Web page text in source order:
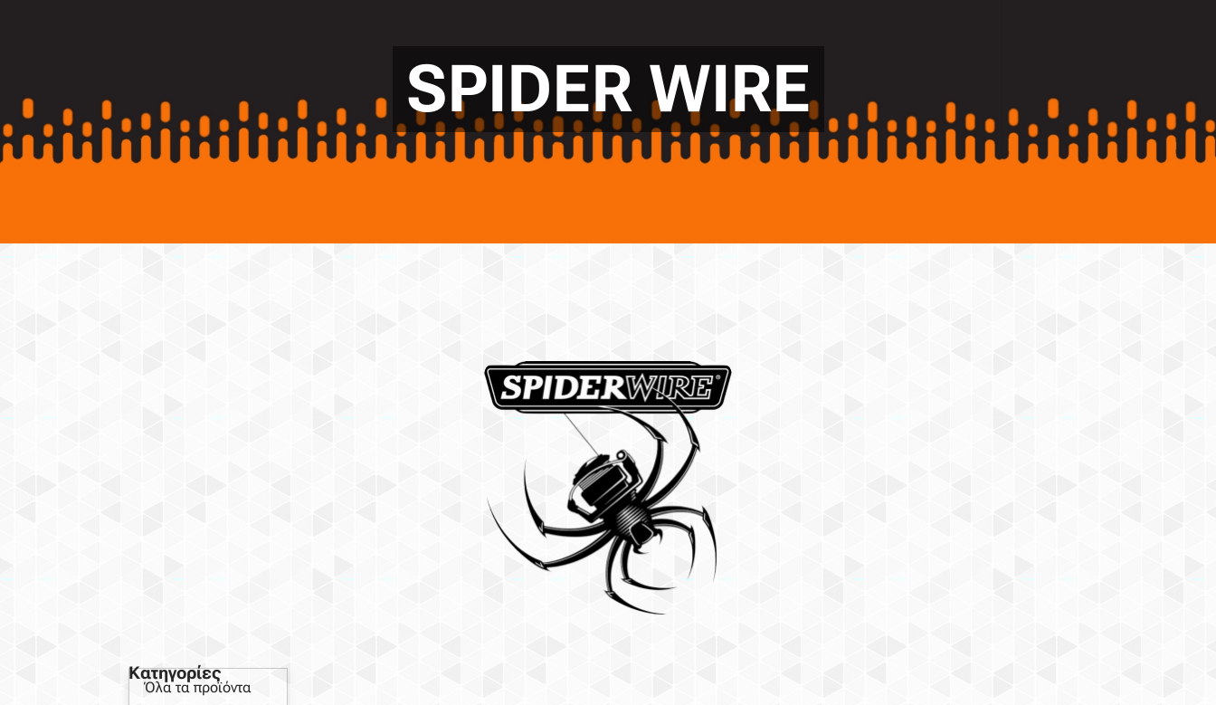
SPIDER WIRE
Κατηγορίες
Όλα τα προϊόντα